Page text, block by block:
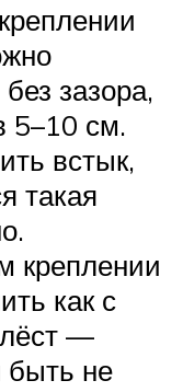
зазора,
5–10 см.
встык,
такая
креплении
как с
—
быть не